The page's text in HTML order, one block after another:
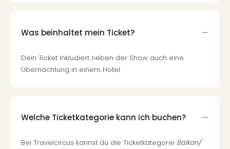
Was beinhaltet mein Ticket?
Dein Ticket inkludiert neben der Show auch eine
Übernachtung in einem Hotel.
Welche Ticketkategorie kann ich buchen?
Bei Travelcircus kannst du die Ticketkategorie Balkon/